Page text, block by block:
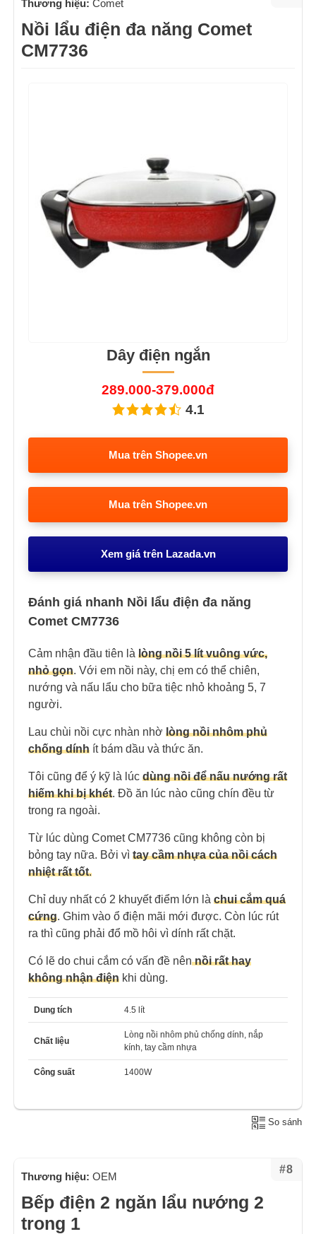
Thương hiệu: Comet
Nồi lẩu điện đa năng Comet
CM7736
Dây điện ngắn
289.000-379.000đ
4.1
Mua trên Shopee.vn
Mua trên Shopee.vn
Xem giá trên Lazada.vn
Đánh giá nhanh Nồi lẩu điện đa năng
Comet CM7736
Cảm nhận đầu tiên là lòng nồi 5 lít vuông vức,
nhỏ gọn. Với em nồi này, chị em có thể chiên,
nướng và nấu lẩu cho bữa tiệc nhỏ khoảng 5, 7
người.
Lau chùi nồi cực nhàn nhờ lòng nồi nhôm phủ
chống dính ít bám dầu và thức ăn.
Tôi cũng để ý kỹ là lúc dùng nồi để nấu nướng rất
hiếm khi bị khét. Đồ ăn lúc nào cũng chín đều từ
trong ra ngoài.
Từ lúc dùng Comet CM7736 cũng không còn bị
bỏng tay nữa. Bởi vì tay cầm nhựa của nồi cách
nhiệt rất tốt.
Chỉ duy nhất có 2 khuyết điểm lớn là chui cắm quá
cứng. Ghim vào ổ điện mãi mới được. Còn lúc rút
ra thì cũng phải đổ mồ hôi vì dính rất chặt.
Có lẽ do chui cắm có vấn đề nênnồi rất hay
không nhận điện khi dùng.
Dung tích 4.5 lít
Chất liệu
Lòng nồi nhôm phủ chống dính, nắp
kính, tay cầm nhựa
Công suất 1400W
So sánh
#8
Thương hiệu: OEM
Bếp điện 2 ngăn lẩu nướng 2
trong 1